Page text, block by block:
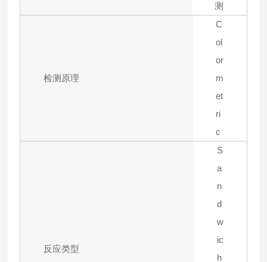
测
检测原理
C
ol
or
m
et
ri
c
反应类型
S
a
n
d
w
ic
h